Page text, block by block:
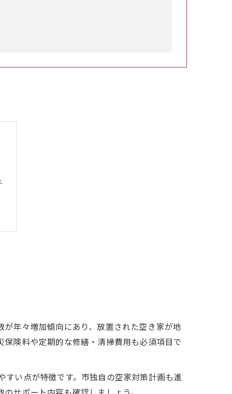
年々増加傾向にあり、放置された空き家が地
険料や定期的な修繕・清掃費用も必須項目で
い点が特徴です。市独自の空家対策計画も進